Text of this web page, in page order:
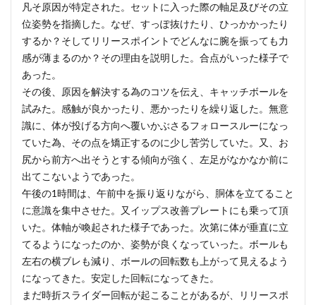
凡そ原因が特定された。セットに入った際の軸足及びその立
位姿勢を指摘した。なぜ、すっぽ抜けたり、ひっかかったり
するか？そしてリリースポイントでどんなに腕を振っても力
感が薄まるのか？その理由を説明した。合点がいった様子で
あった。
その後、原因を解決する為のコツを伝え、キャッチボールを
試みた。感触が良かったり、悪かったりを繰り返した。無意
識に、体が投げる方向へ覆いかぶさるフォロースルーになっ
ていた為、その点を矯正するのに少し苦労していた。又、お
尻から前方へ出そうとする傾向が強く、左足がなかなか前に
出てこないようであった。
午後の1時間は、午前中を振り返りながら、胴体を立てること
に意識を集中させた。又イップス改善プレートにも乗って頂
いた。体軸が喚起された様子であった。次第に体が垂直に立
てるようになったのか、姿勢が良くなっていった。ボールも
左右の横ブレも減り、ボールの回転数も上がって見えるよう
になってきた。安定した回転になってきた。
まだ時折スライダー回転が起こることがあるが、リリースポ